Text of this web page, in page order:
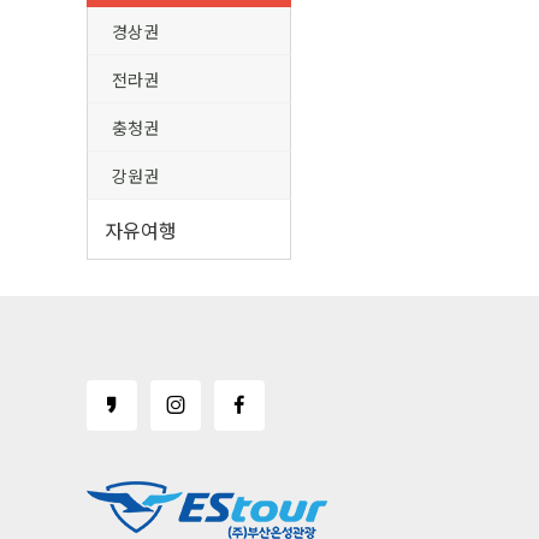
경상권
전라권
충청권
강원권
자유여행